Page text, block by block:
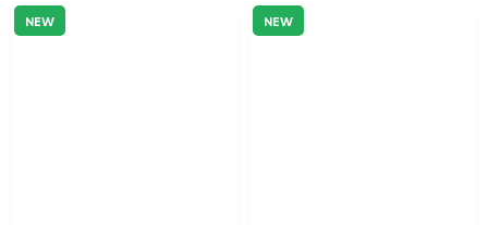
NEW NEW